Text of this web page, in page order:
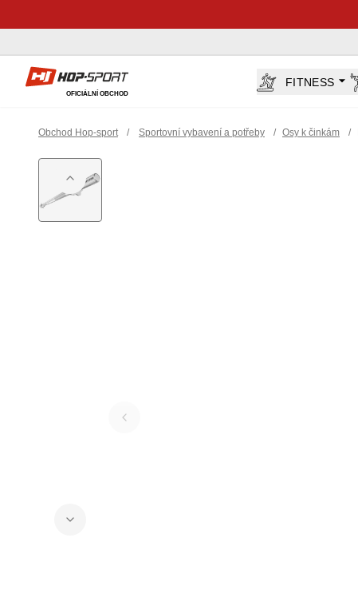
Hop-Sport.cz
OFICIÁLNÍ OBCHOD
FITNESS
Obchod Hop-sport / Sportovní vybavení a potřeby / Osy k činkám /